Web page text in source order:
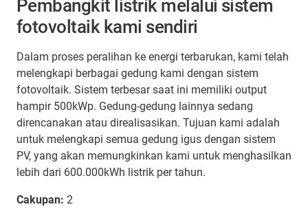
Pembangkit listrik melalui sistem
fotovoltaik kami sendiri
Dalam proses peralihan ke energi terbarukan, kami telah
melengkapi berbagai gedung kami dengan sistem
fotovoltaik. Sistem terbesar saat ini memiliki output
hampir 500kWp. Gedung-gedung lainnya sedang
direncanakan atau direalisasikan. Tujuan kami adalah
untuk melengkapi semua gedung igus dengan sistem
PV, yang akan memungkinkan kami untuk menghasilkan
lebih dari 600.000kWh listrik per tahun.
Cakupan: 2